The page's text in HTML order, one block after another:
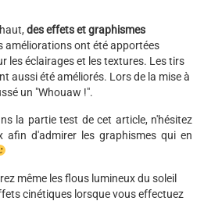
des effets et graphismes
améliorations ont été apportées
les éclairages et les textures. Les tirs
aussi été améliorés. Lors de la mise à
un "Whouaw !".
la partie test de cet article, n'hésitez
afin d'admirer les graphismes qui en
même les flous lumineux du soleil
cinétiques lorsque vous effectuez